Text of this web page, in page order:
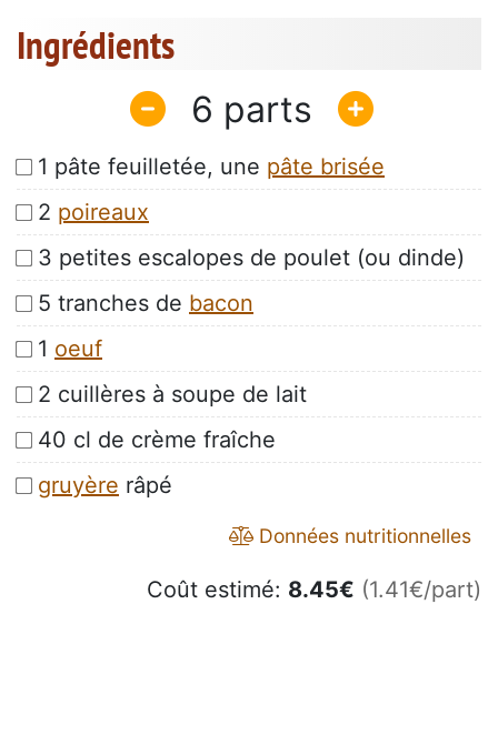
Ingrédients
6
1 pâte feuilletée, une pâte brisée
2 poireaux
3 petites escalopes de poulet (ou dinde)
5 tranches de bacon
1 oeuf
2 cuillères à soupe de lait
40 cl de crème fraîche
gruyère râpé
Données nutritionnelles
Coût estimé: 8.45€ (1.41€/part)